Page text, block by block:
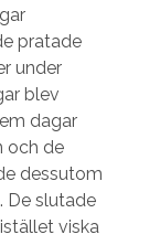
pratade
under
blev
dagar
och de
dessutom
De slutade
viska